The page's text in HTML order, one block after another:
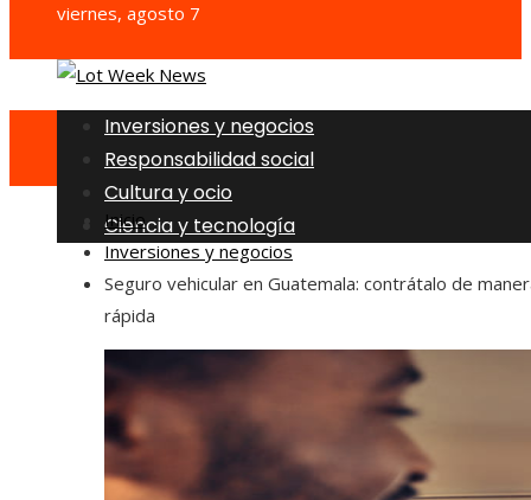
viernes, agosto 7
Inversiones y negocios
Responsabilidad social
Cultura y ocio
Ciencia y tecnología
Inicio
Inversiones y negocios
Seguro vehicular en Guatemala: contrátalo de
rápida